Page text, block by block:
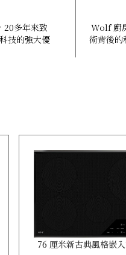
20多年來致
技的強大優
Wolf 廚
術背後的
76 厘米新古典風格嵌